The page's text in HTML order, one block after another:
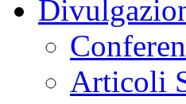
Articoli